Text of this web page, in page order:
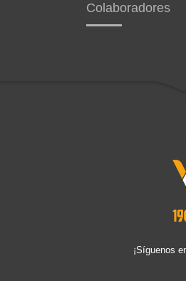
Colaboradores
¡Síguenos